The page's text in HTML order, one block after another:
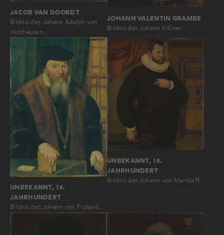
JACOB VAN DOORDT
Bildnis des Johann Adolph von
Holzhausen…
JOHANN VALENTIN GRAMBS
Bildnis des Johann Kißner…
UNBEKANNT, 16.
JAHRHUNDERT
Bildnis des Johann von Fichard…
UNBEKANNT, 16.
JAHRHUNDERT
Bildnis des Johann von Mardorff…